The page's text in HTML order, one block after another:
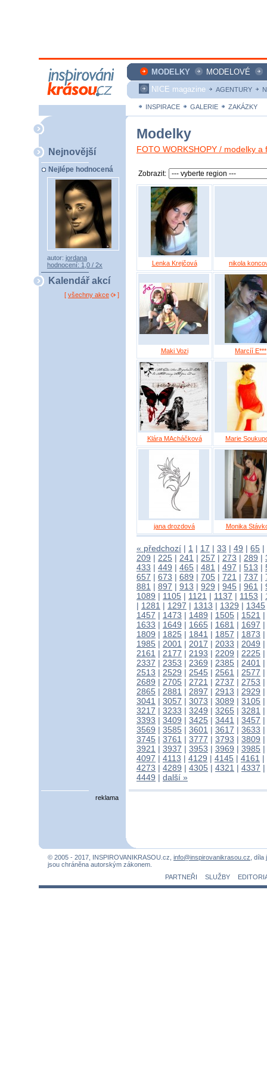
MODELKY MODELOVÉ
NICE magazine
AGENTURY
INSPIRACE GALERIE ZAKÁZKY
Nejnovější
Nejlépe hodnocená
autor: jordana
hodnocení: 1,0 / 2x
Kalendář akcí
[ všechny akce ]
Modelky
FOTO WORKSHOPY / modelky
Zobrazit:
Lenka Krejčová nikola
Maki Vozi Marcíí E***
Klára MAcháčková Marie
jana drozdová Monika
« předchozí | 1 | 17 | 33 | 49 | 65 |
209 | 225 | 241 | 257 | 273 | 289 |
433 | 449 | 465 | 481 | 497 | 513 |
657 | 673 | 689 | 705 | 721 | 737 |
881 | 897 | 913 | 929 | 945 | 961 |
1089 | 1105 | 1121 | 1137 | 1153 |
| 1281 | 1297 | 1313 | 1329 | 1345
1457 | 1473 | 1489 | 1505 | 1521 |
1633 | 1649 | 1665 | 1681 | 1697 |
1809 | 1825 | 1841 | 1857 | 1873 |
1985 | 2001 | 2017 | 2033 | 2049 |
2161 | 2177 | 2193 | 2209 | 2225 |
2337 | 2353 | 2369 | 2385 | 2401 |
2513 | 2529 | 2545 | 2561 | 2577 |
2689 | 2705 | 2721 | 2737 | 2753 |
2865 | 2881 | 2897 | 2913 | 2929 |
3041 | 3057 | 3073 | 3089 | 3105 |
3217 | 3233 | 3249 | 3265 | 3281 |
3393 | 3409 | 3425 | 3441 | 3457 |
3569 | 3585 | 3601 | 3617 | 3633 |
3745 | 3761 | 3777 | 3793 | 3809 |
3921 | 3937 | 3953 | 3969 | 3985 |
4097 | 4113 | 4129 | 4145 | 4161 |
4273 | 4289 | 4305 | 4321 | 4337 |
4449 | další »
reklama
© 2005 - 2017, INSPIROVANIKRASOU.cz, info@inspirovanikrasou.cz, díla
jsou chráněna autorským zákonem.
PARTNEŘI
SLUŽBY